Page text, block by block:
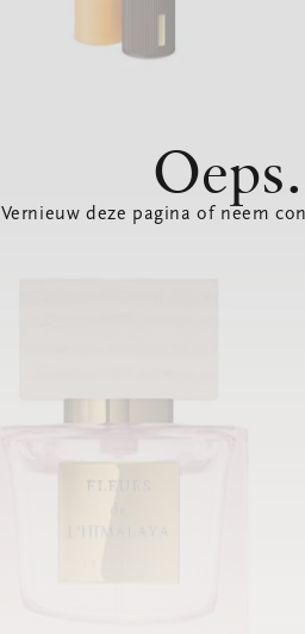
Vernieuw deze pagina of neem